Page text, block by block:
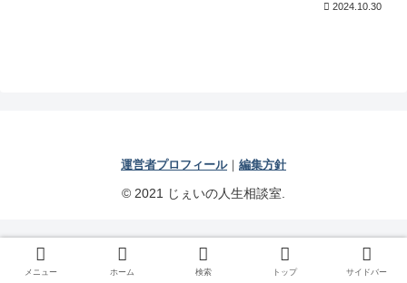
2024.10.30
運営者プロフィール｜ 編集方針
© 2021 じぇいの人生相談室.
メニュー ホーム 検索 トップ サイドバー